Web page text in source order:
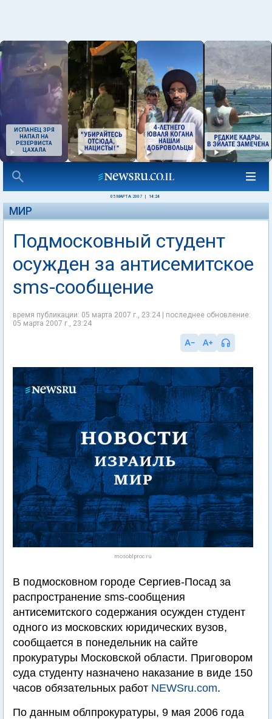
ИСПАНЕЦ ЗРЯ
НАПАЛ НА
РЕЗЕРВИСТА
ЦАХАЛА
05 МАРТА 2007 14:24
МИР
Подмосковный студент
осужден за антисемитское
sms-сообщение
время публикации: 05 марта 2007 г., 23:24 | последнее обновление:
05 марта 2007 г., 23:24
mosoblproc.ru
В подмосковном городе Сергиев-Посад за
распространение sms-сообщения
антисемитского содержания осужден студент
одного из московских юридических вузов,
сообщается в понедельник на сайте
прокуратуры Московской области. Приговором
суда студенту назначено наказание в виде 150
часов обязательных работ NEWSru.com.
По данным облпрокуратуры, 9 мая 2006 года